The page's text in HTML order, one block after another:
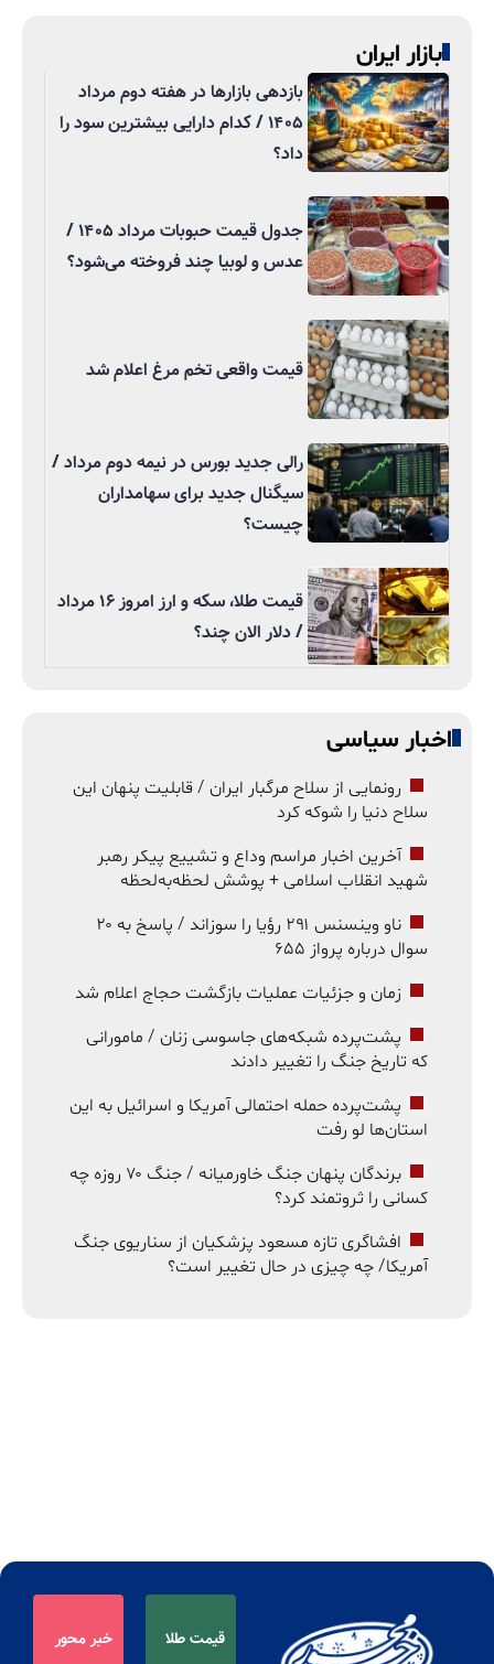
بازار ایران
بازدهی بازارها در هفته دوم مرداد
۱۴۰۵ / کدام دارایی بیشترین سود را
داد؟
جدول قیمت حبوبات مرداد ۱۴۰۵ /
عدس و لوبیا چند فروخته می‌شود؟
قیمت واقعی تخم مرغ اعلام شد
رالی جدید بورس در نیمه دوم مرداد /
سیگنال جدید برای سهامداران
چیست؟
قیمت طلا، سکه و ارز امروز ۱۶ مرداد
/ دلار الان چند؟
اخبار سیاسی
رونمایی از سلاح مرگبار ایران / قابلیت پنهان این
سلاح دنیا را شوکه کرد
آخرین اخبار مراسم وداع و تشییع پیکر رهبر
شهید انقلاب اسلامی + پوشش لحظه‌به‌لحظه
ناو وینسنس ۲۹۱ رؤیا را سوزاند / پاسخ به ۲۰
سوال درباره پرواز ۶۵۵
زمان و جزئیات عملیات بازگشت حجاج اعلام شد
پشت‌پرده شبکه‌های جاسوسی زنان / مامورانی
که تاریخ جنگ را تغییر دادند
پشت‌پرده حمله احتمالی آمریکا و اسرائیل به این
استان‌ها لو رفت
برندگان پنهان جنگ خاورمیانه / جنگ ۷۰ روزه چه
کسانی را ثروتمند کرد؟
افشاگری تازه مسعود پزشکیان از سناریوی جنگ
آمریکا/ چه چیزی در حال تغییر است؟
قیمت طلا خبر محور